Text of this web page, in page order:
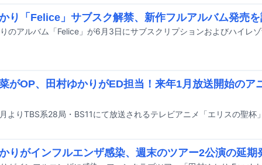
り「Felice」サブスク解禁、新作フルアルバム発売
のアルバム「Felice」が6月3日にサブスクリプションおよびハイレ
がOP、田村ゆかりがED担当！来年1月放送開始のア
りがインフルエンザ感染、週末のツアー2公演の延期